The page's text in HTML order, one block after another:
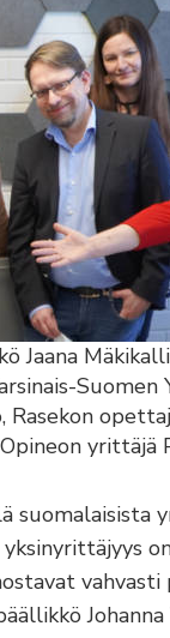
Jaana
Rasekon
yrittäjä
suomalaisista
vahvasti